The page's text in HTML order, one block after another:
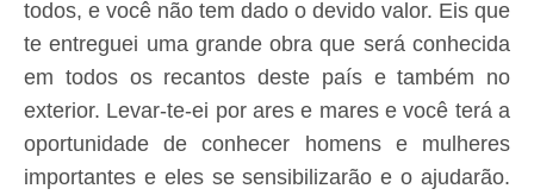
todos, e você não tem dado o devido valor. Eis que
te entreguei uma grande obra que será conhecida
em todos os recantos deste país e também no
exterior. Levar-te-ei por ares e mares e você terá a
oportunidade de conhecer homens e mulheres
importantes e eles se sensibilizarão e o ajudarão.